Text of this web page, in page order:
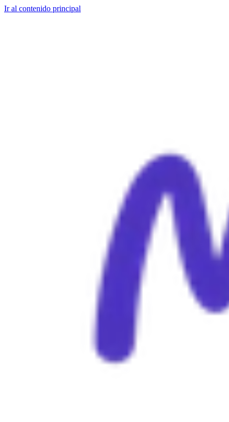
Ir al contenido principal